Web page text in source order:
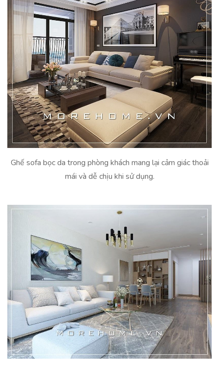
Ghế sofa bọc da trong phòng khách mang lại cảm giác thoải
mái và dễ chịu khi sử dụng.